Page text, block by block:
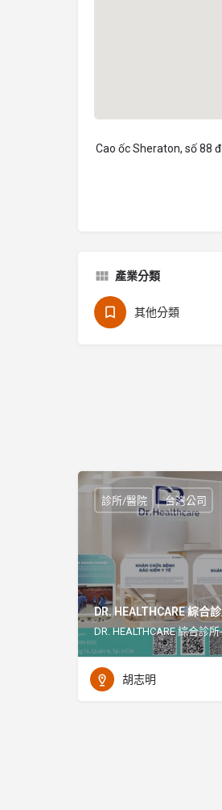
Cao ốc Sheraton, số 88
產業分類
其他分類
DR. HEALTHCARE 綜合
DR. HEALTHCARE 綜合診
診所/醫院 台灣公司
胡志明